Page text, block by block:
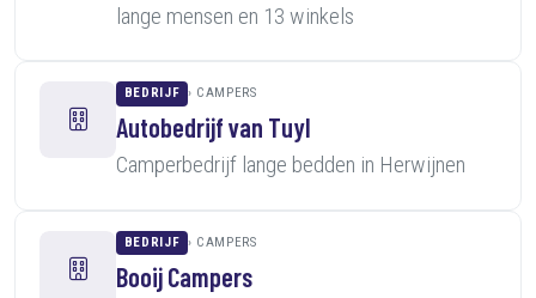
lange mensen en 13 winkels
BEDRIJF CAMPERS
Autobedrijf van Tuyl
Camperbedrijf lange bedden in Herwijnen
BEDRIJF CAMPERS
Booij Campers